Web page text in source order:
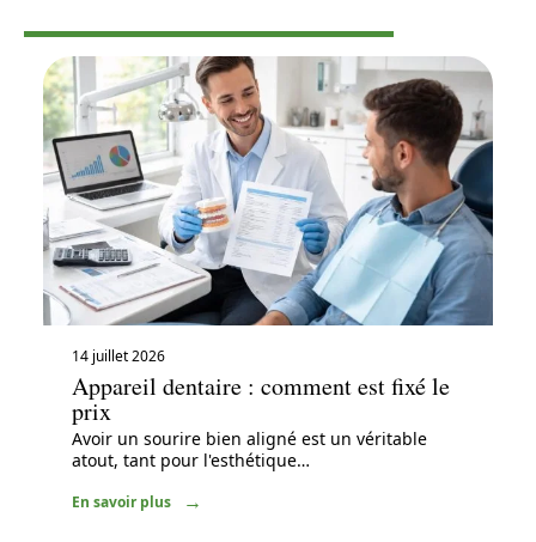
14 juillet 2026
Appareil dentaire : comment est fixé le
prix
Avoir un sourire bien aligné est un véritable
atout, tant pour l'esthétique…
En savoir plus